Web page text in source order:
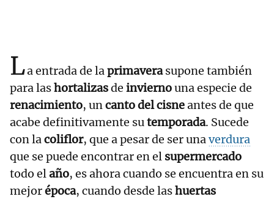
La entrada de laprimaverasupone también
para lashortalizasde inviernouna especie de
renacimiento, uncanto del cisneantes de que
acabe definitivamente sutemporada. Sucede
con lacoliflor, que a pesar de ser unaverdura
que se puede encontrar en el supermercado
todo elaño, es ahora cuando se encuentra en su
mejorépoca, cuando desde lashuertas